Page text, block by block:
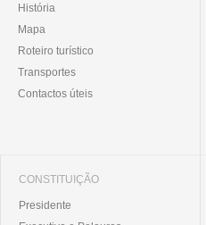
História
Mapa
Roteiro turístico
Transportes
Contactos úteis
CONSTITUIÇÃO
Presidente